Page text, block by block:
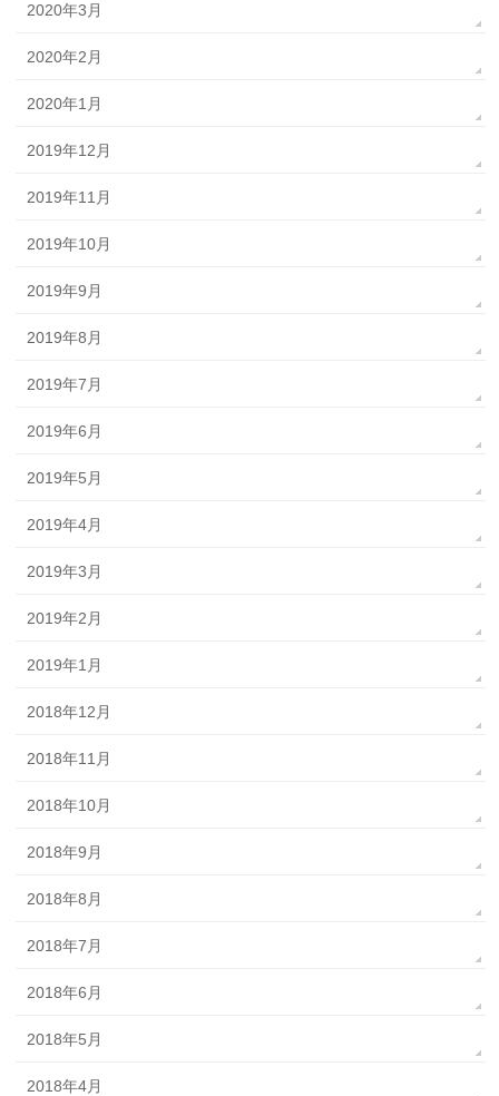
2020年3月
2020年2月
2020年1月
2019年12月
2019年11月
2019年10月
2019年9月
2019年8月
2019年7月
2019年6月
2019年5月
2019年4月
2019年3月
2019年2月
2019年1月
2018年12月
2018年11月
2018年10月
2018年9月
2018年8月
2018年7月
2018年6月
2018年5月
2018年4月